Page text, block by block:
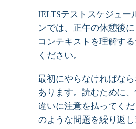
IELTSテストスケジュー
ンでは、正午の休憩後
コンテキストを理解す
ください。
最初にやらなければな
あります。読むために
違いに注意を払ってく
のような問題を繰り返